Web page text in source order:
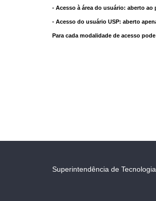
- Acesso à área do usuário: aberto
- Acesso do usuário USP: aberto
Para cada modalidade de acesso
Superintendência de